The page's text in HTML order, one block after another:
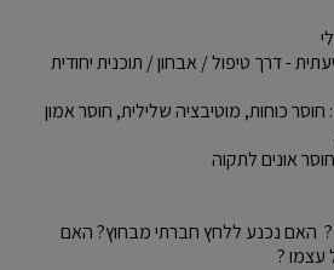
- דרך טיפול / אבחון / תוכנית יחודית
כוחות, מוטיבציה שלילית, חוסר אמון
אונים לתקוה
האם נכנע ללחץ חברתי מבחוץ? האם
עצמו ?